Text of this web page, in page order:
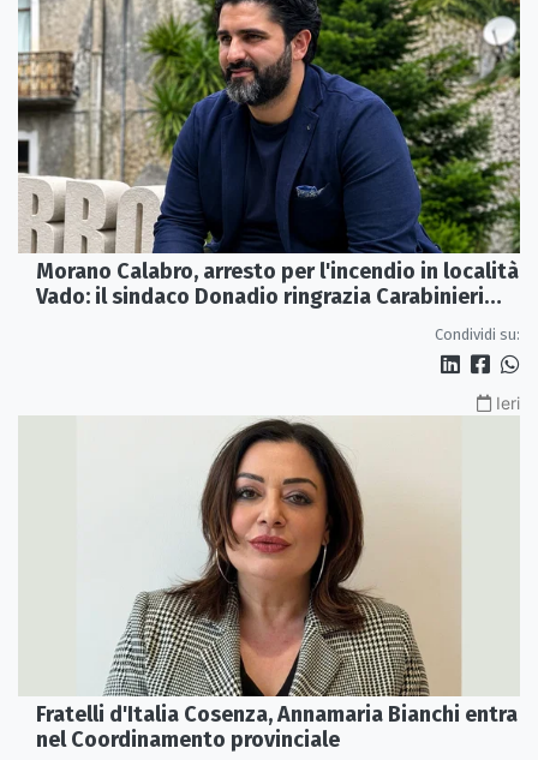
Morano Calabro, arresto per l'incendio in località
Vado: il sindaco Donadio ringrazia Carabinieri
Condividi su:
Ieri
Fratelli d'Italia Cosenza, Annamaria Bianchi entra
nel Coordinamento provinciale